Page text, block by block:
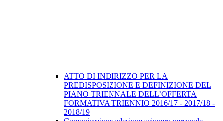
ATTO DI INDIRIZZO PER LA
PREDISPOSIZIONE E DEFINIZIONE DEL
PIANO TRIENNALE DELL’OFFERTA
FORMATIVA TRIENNIO 2016/17 - 2017/18 -
2018/19